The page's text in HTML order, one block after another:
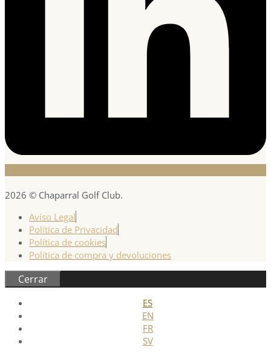
2026 © Chaparral Golf Club.
Aviso Legal
Política de Privacidad
Política de cookies
Política de compra y devoluciones
Cerrar
ES
EN
FR
SV